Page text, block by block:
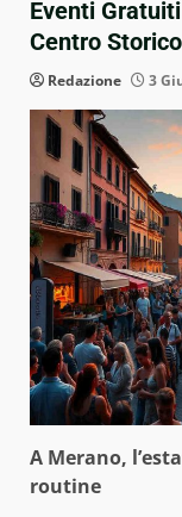
Eventi
Centro Storico
Redazione 3
A Merano,
routine